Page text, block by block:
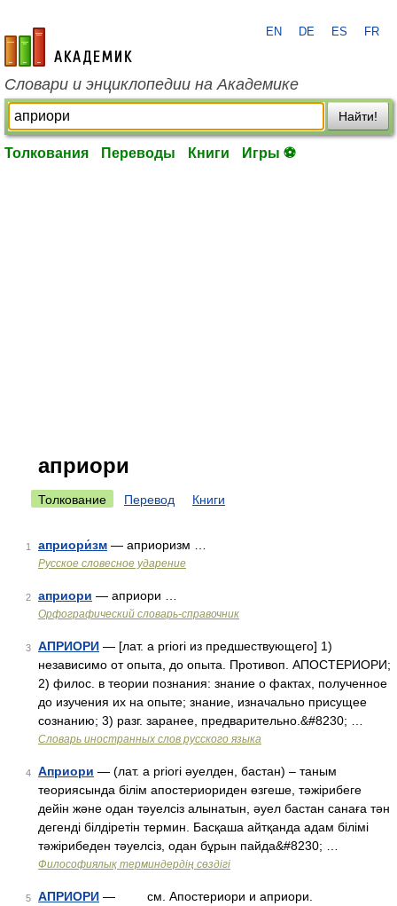
academic.ru
EN DE ES FR
Словари и энциклопедии на Академике
Найти!
Толкования Переводы Книги Игры ⚽
априори
Толкование Перевод Книги
1 априори́зм — априоризм …
Русское словесное ударение
2 априори — априори …
Орфографический словарь-справочник
3 АПРИОРИ — [лат. a priori из предшествующего] 1)
независимо от опыта, до опыта. Противоп. АПОСТЕРИОРИ;
2) филос. в теории познания: знание о фактах, полученное
до изучения их на опыте; знание, изначально присущее
сознанию; 3) разг. заранее, предварительно.&#8230; …
Словарь иностранных слов русского языка
4 Априори — (лат. а priori әуелден, бастан) – таным
теориясында білім апостериориден өзгеше, тәжірибеге
дейін және одан тәуелсіз алынатын, әуел бастан санаға тән
дегенді білдіретін термин. Басқаша айтқанда адам білімі
тәжірибеден тәуелсіз, одан бұрын пайда&#8230; …
Философиялық терминдердің сөздігі
5 АПРИОРИ — см. Апостериори и априори.